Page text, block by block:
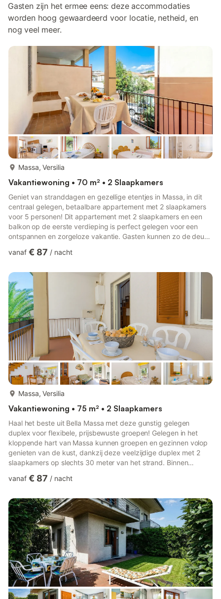
Gasten zijn het ermee eens: deze accommodaties
worden hoog gewaardeerd voor locatie, netheid, en
nog veel meer.
Massa, Versilia
Vakantiewoning • 70 m² • 2 Slaapkamers
Geniet van stranddagen en gezellige etentjes in Massa, in dit
centraal gelegen, betaalbare appartement met 2 slaapkamers
voor 5 personen! Dit appartement met 2 slaapkamers en een
balkon op de eerste verdieping is perfect gelegen voor een
ontspannen en zorgeloze vakantie. Gasten kunnen zo de deur
eetgelegenheden en het strand van het charmante Massa
ontspannen op de bank in de uitnodigende open woonkamer,
met een balkon om buiten te dineren, een flatscreen-tv en
gratis wifi....
vanaf € 87 / nacht
Massa, Versilia
Vakantiewoning • 75 m² • 2 Slaapkamers
Haal het beste uit Bella Massa met deze gunstig gelegen
duplex voor flexibele, prijsbewuste groepen! Gelegen in het
kloppende hart van Massa kunnen groepen en gezinnen volop
genieten van de kust, dankzij deze veelzijdige duplex met 2
slaapkamers op slechts 30 meter van het strand. Binnen
bank in de ruime, open woonkamer; met aan de ene kant van
terras om buiten te dineren. Een charmante woonkeuken,
uitgerust met een ontbijttafel, een kookplaat, oven, waterkoker
en koelkast met v...
vanaf € 87 / nacht